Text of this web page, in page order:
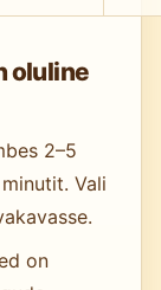
oluline
2–5
Vali
on